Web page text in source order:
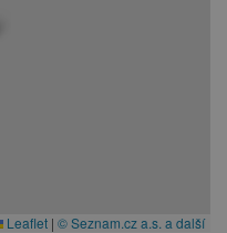
Leaflet | © Seznam.cz a.s. a další